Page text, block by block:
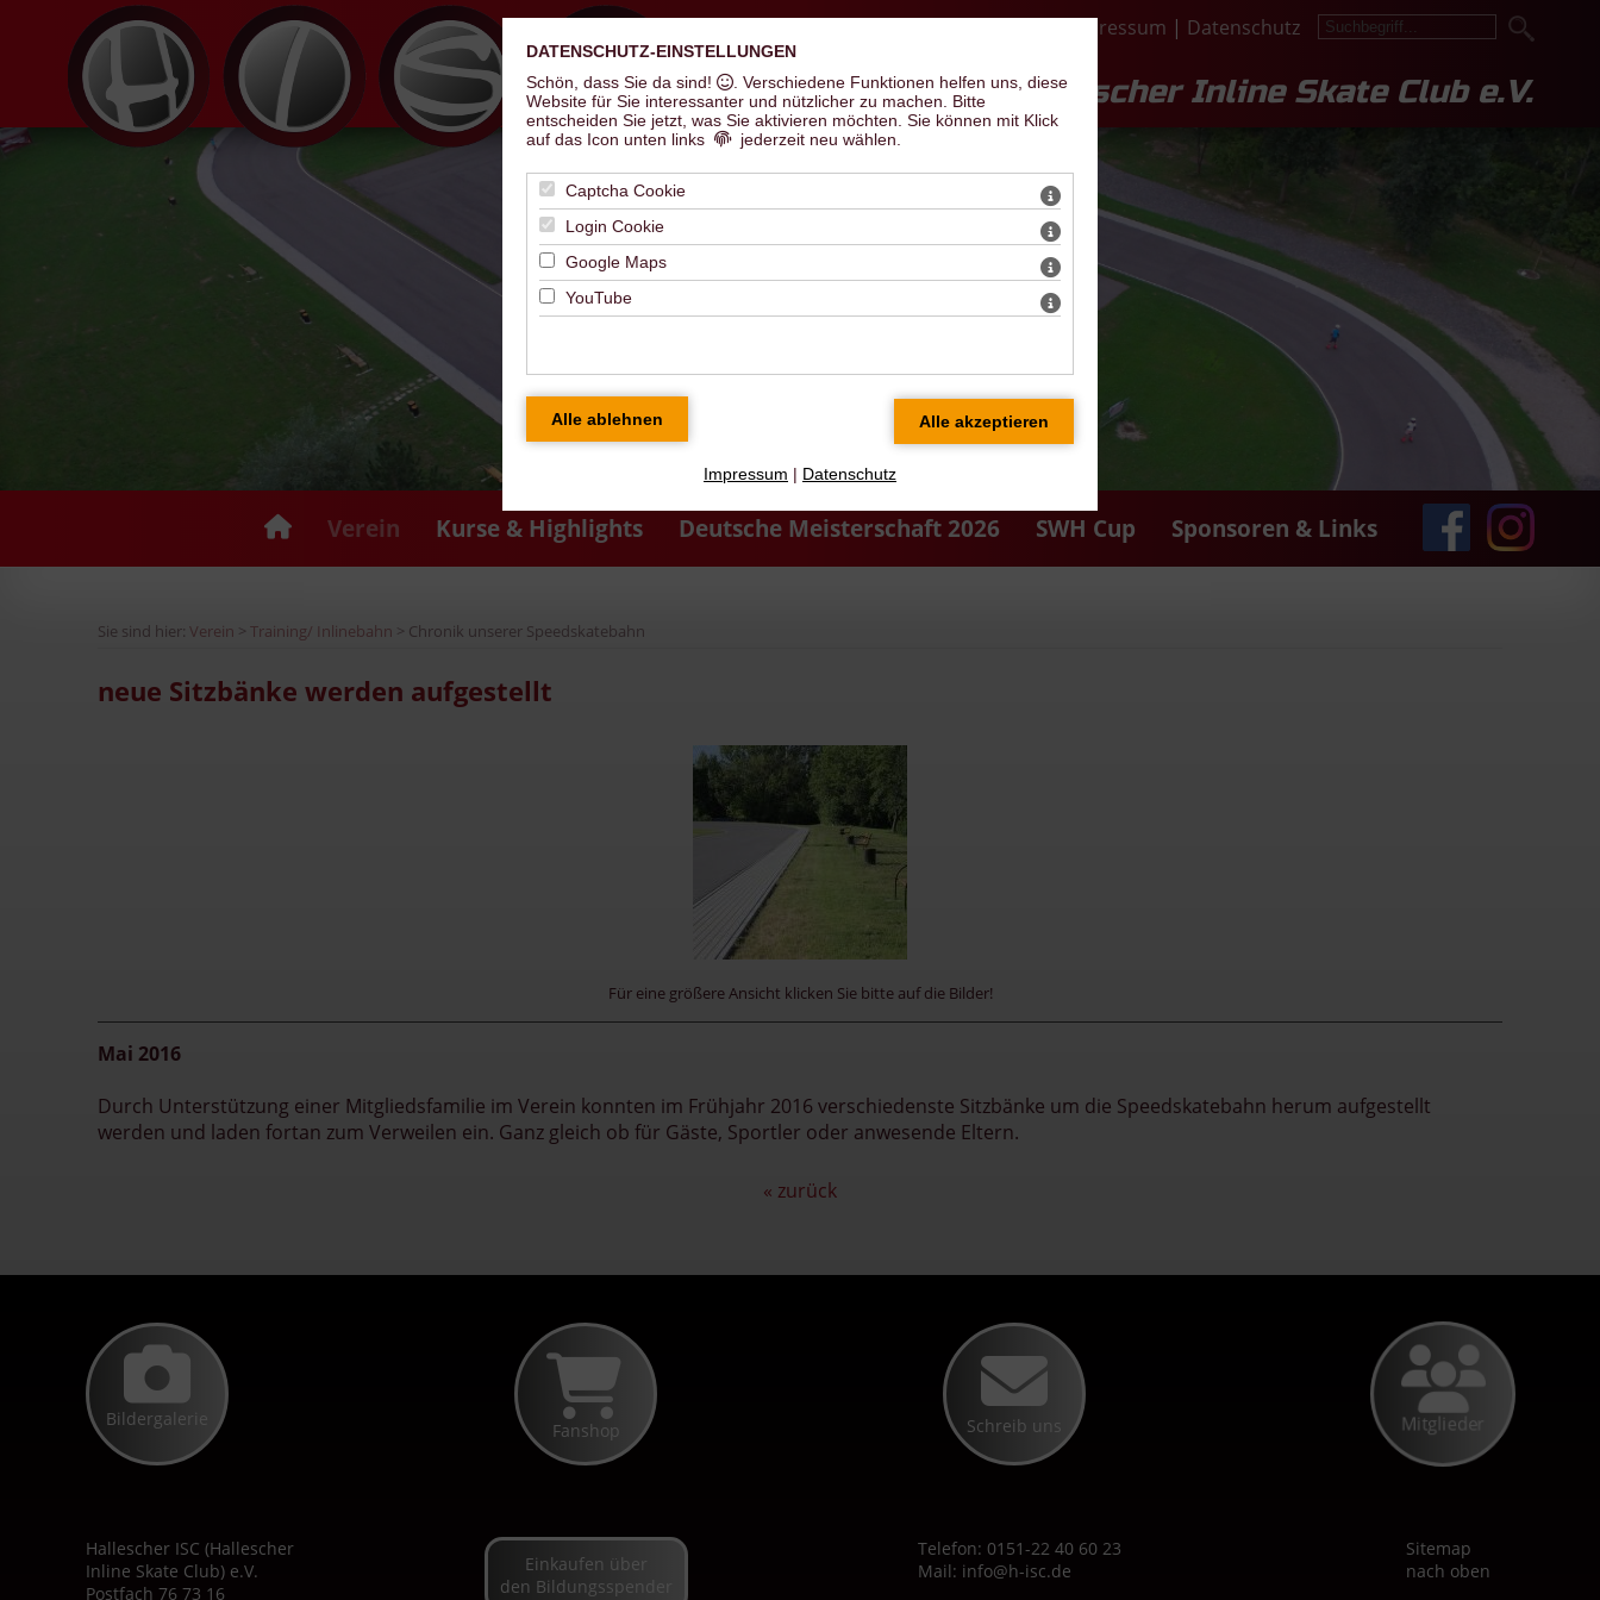
Impressum | Datenschutz
Hallescher Inline Skate Club e.V.
Verein Kurse & Highlights Deutsche Meisterschaft 2026 SWH Cup Sponsoren & Links
Sie sind hier: Verein > Training/ Inlinebahn > Chronik unserer Speedskatebahn
neue Sitzbänke werden aufgestellt
Für eine größere Ansicht klicken Sie bitte auf die Bilder!
Mai 2016
Durch Unterstützung einer Mitgliedsfamilie im Verein konnten im Frühjahr 2016 verschiedenste Sitzbänke um die Speedskatebahn herum aufgestellt
werden und laden fortan zum Verweilen ein. Ganz gleich ob für Gäste, Sportler oder anwesende Eltern.
« zurück
Bildergalerie
Fanshop Schreib uns Mitglieder
Hallescher ISC (Hallescher
Inline Skate Club) e.V.
Postfach 76 73 16
Einkaufen über
den Bildungsspender
Telefon: 0151-22 40 60 23
Mail: info@h-isc.de
Sitemap
nach oben
DATENSCHUTZ-EINSTELLUNGEN
Schön, dass Sie da sind!
. Verschiedene Funktionen helfen uns, diese
Website für Sie interessanter und nützlicher zu machen.
Bitte
entscheiden Sie jetzt, was Sie aktivieren möchten. Sie können mit Klick
auf das Icon unten links
jederzeit neu wählen.
Captcha Cookie
Login Cookie
Google Maps
YouTube
Impressum | Datenschutz